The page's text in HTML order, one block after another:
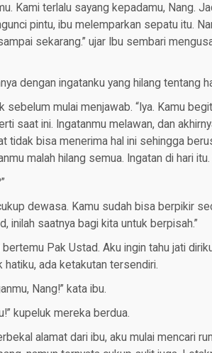
Kami terlalu sayang kepadamu, Nang.
pintu, ibu melemparkan sepatu itu.
sekarang.” ujar Ibu sembari
dengan ingatanku yang hilang tentang
sebelum mulai menjawab. “Iya. Kamu
saat ini. Ingatanmu melawan, dan
tidak bisa menerima hal ini sehingga
malah hilang semua. Ingatan di hari itu.
dewasa. Kamu sudah bisa berpikir
inilah saatnya bagi kita untuk berpisah.”
Pak Ustad. Aku ingin tahu jati
hatiku, ada ketakutan tersendiri.
Nang!” kata ibu.
kupeluk mereka berdua.
alamat dari ibu, aku mulai mencari